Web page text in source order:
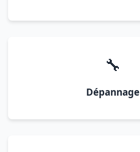
🔧
Dépannage